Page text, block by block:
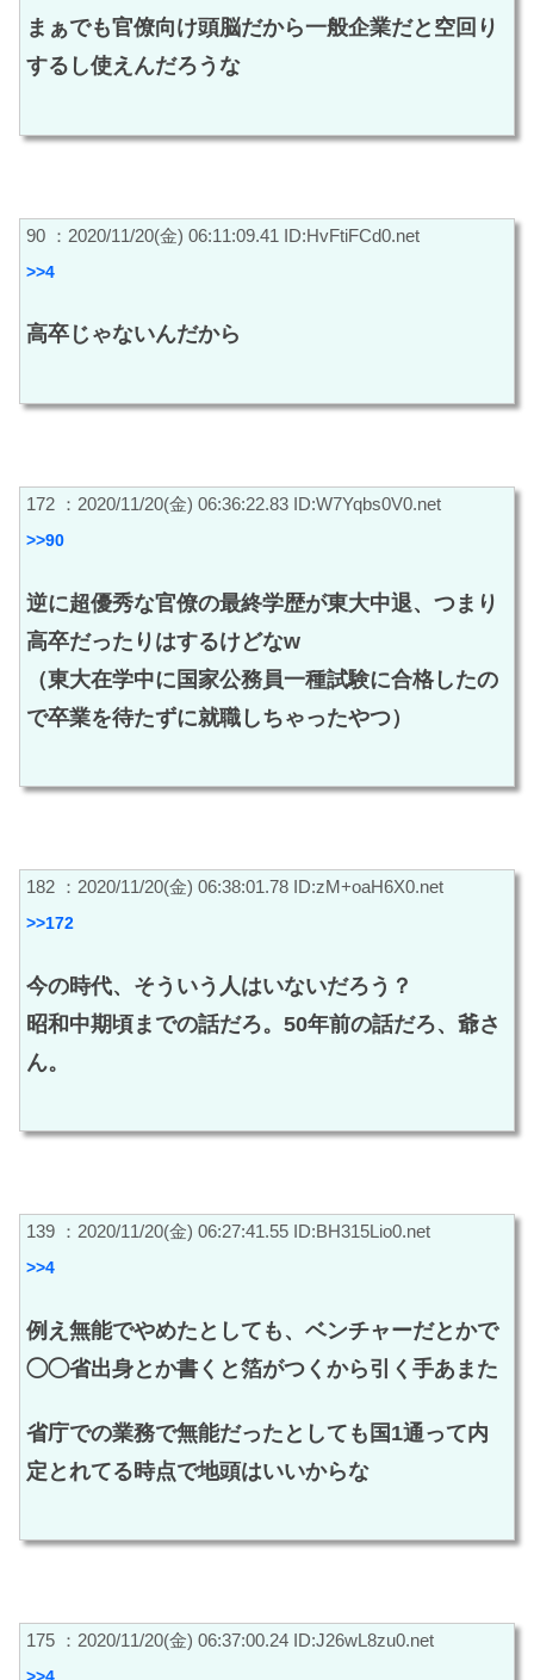
まぁでも官僚向け頭脳だから一般企業だと空回り
するし使えんだろうな
90 ：2020/11/20(金) 06:11:09.41 ID:HvFtiFCd0.net
>>4
高卒じゃないんだから
172 ：2020/11/20(金) 06:36:22.83 ID:W7Yqbs0V0.net
>>90
逆に超優秀な官僚の最終学歴が東大中退、つまり
高卒だったりはするけどなw
（東大在学中に国家公務員一種試験に合格したの
で卒業を待たずに就職しちゃったやつ）
182 ：2020/11/20(金) 06:38:01.78 ID:zM+oaH6X0.net
>>172
今の時代、そういう人はいないだろう？
昭和中期頃までの話だろ。50年前の話だろ、爺さ
ん。
139 ：2020/11/20(金) 06:27:41.55 ID:BH315Lio0.net
>>4
例え無能でやめたとしても、ベンチャーだとかで
◯◯省出身とか書くと箔がつくから引く手あまた
省庁での業務で無能だったとしても国1通って内
定とれてる時点で地頭はいいからな
175 ：2020/11/20(金) 06:37:00.24 ID:J26wL8zu0.net